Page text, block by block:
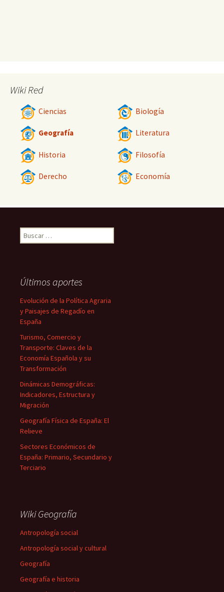
Wiki Red
Ciencias Biología
Geografía Literatura
Historia Filosofía
Derecho Economía
Buscar:
Últimos aportes
Evolución de la Política Agraria
y Paisajes de Regadío en
España
Turismo, Comercio y
Transporte: Claves de la
Economía Española y su
Transformación
Dinámicas Demográficas:
Indicadores, Estructura y
Migración
Geografía Física de España: El
Relieve
Sectores Económicos de
España: Primario, Secundario y
Terciario
Wiki Geografía
Antropología social
Antropología social y cultural
Geografía
Geografía e historia